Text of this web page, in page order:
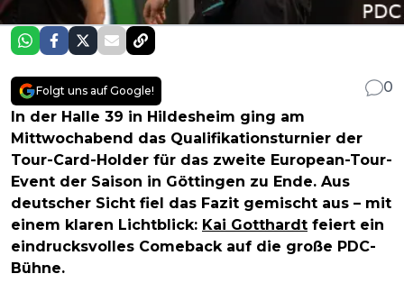
Folgt uns auf Google!
0
In der Halle 39 in Hildesheim ging am
Mittwochabend das Qualifikationsturnier der
Tour-Card-Holder für das zweite European-Tour-
Event der Saison in Göttingen zu Ende. Aus
deutscher Sicht fiel das Fazit gemischt aus – mit
einem klaren Lichtblick: Kai Gotthardt feiert ein
eindrucksvolles Comeback auf die große PDC-
Bühne.